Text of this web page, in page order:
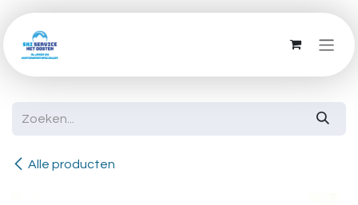
Overslaan naar inhoud
Alle producten